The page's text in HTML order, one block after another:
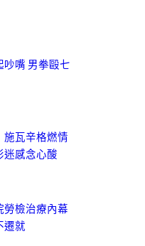
嘴 男拳毆七
施瓦辛格燃情
迷感念心酸
勞檢治療內幕
遷就